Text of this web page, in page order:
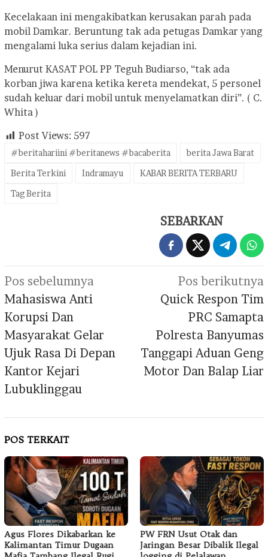
Kecelakaan ini mengakibatkan kerusakan parah pada
mobil Damkar. Beruntung tak ada petugas Damkar yang
mengalami luka serius dalam kejadian ini.
Menurut KASAT POL PP Teguh Budiarso, “tak ada
korban jiwa karena ketika kereta mendekat, 5 personel
sudah keluar dari mobil untuk menyelamatkan diri”. ( C.
Whita )
Post Views: 597
#beritahariini #beritanews #bacaberita
berita Jawa Barat
Berita Terkini
Indramayu
KABAR BERITA TERBARU
Tag Berita
SEBARKAN
Navigasi
pos
Pos sebelumnya
Mahasiswa Anti
Korupsi Dan
Masyarakat Gelar
Ujuk Rasa Di Depan
Kantor Kejari
Lubuklinggau
Pos berikutnya
Quick Respon Tim
PRC Samapta
Polresta Banyumas
Tanggapi Aduan Geng
Motor Dan Balap Liar
POS TERKAIT
Agus Flores Dikabarkan ke
Kalimantan Timur Dugaan
PW FRN Usut Otak dan
Jaringan Besar Dibalik Ilegal